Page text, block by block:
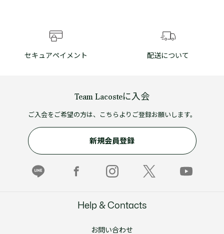
セキュアペイメント 配送について
Team Lacosteに入会
ご入会をご希望の方は、こちらよりご登録お願いします。
新規会員登録
Help & Contacts
お問い合わせ